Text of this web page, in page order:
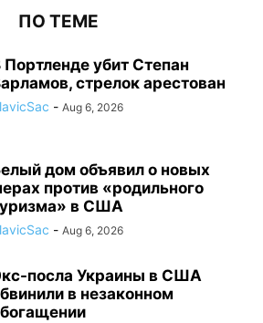
ПО ТЕМЕ
Портленде убит Степан
стрелок арестован
- Aug 6, 2026
дом объявил о новых
против «родильного
в США
- Aug 6, 2026
посла Украины в США
в незаконном